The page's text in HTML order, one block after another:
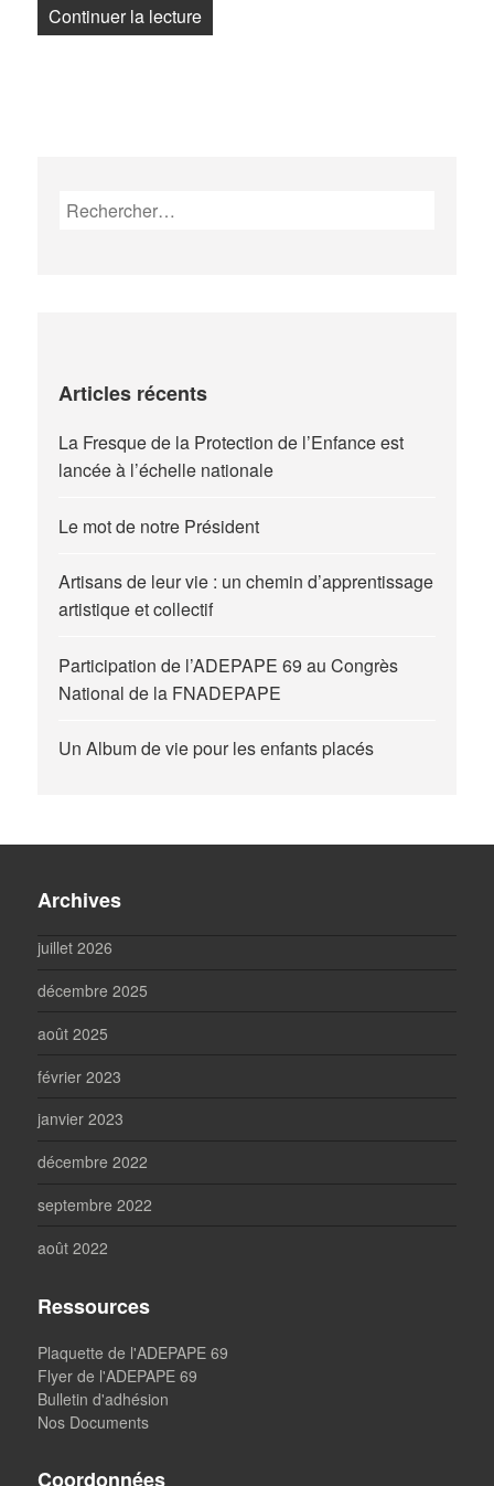
Continuer la lecture« Artisans de leur vie : un chemin
Rechercher :
Articles récents
La Fresque de la Protection de l’Enfance est
lancée à l’échelle nationale
Le mot de notre Président
Artisans de leur vie : un chemin d’apprentissage
artistique et collectif
Participation de l’ADEPAPE 69 au Congrès
National de la FNADEPAPE
Un Album de vie pour les enfants placés
Archives
juillet 2026
décembre 2025
août 2025
février 2023
janvier 2023
décembre 2022
septembre 2022
août 2022
Ressources
Plaquette de l'ADEPAPE 69
Flyer de l'ADEPAPE 69
Bulletin d'adhésion
Nos Documents
Coordonnées